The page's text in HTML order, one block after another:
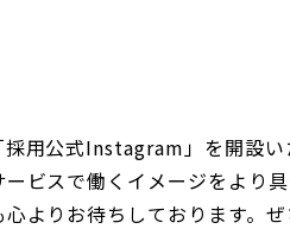
用公式Instagram」を開設
スで働くイメージをより
よりお待ちしております。